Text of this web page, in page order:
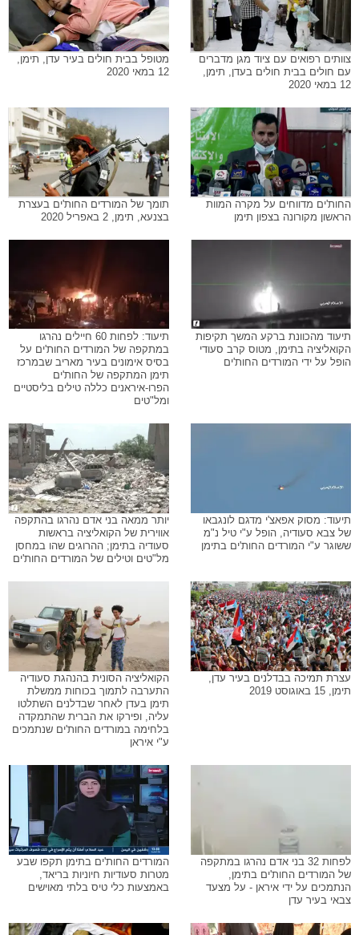
צוותים רפואים עם ציוד מגן מדברים
עם חולים בבית חולים בעדן, תימן,
12 במאי 2020
מטופל בבית חולים בעיר עדן, תימן,
12 במאי 2020
החות'ים מדווחים על מקרה המוות
הראשון מקורונה בצפון תימן
תומך של המורדים החות'ים בעצרת
בצנעא, תימן, 2 באפריל 2020
תיעוד מהכוונת ברקע המשך תקיפות
הקואליציה בתימן, מטוס קרב סעודי
הופל על ידי המורדים החות'ים
תיעוד: לפחות 60 חיילים נהרגו
במתקפה של המורדים החות'ים על
בסיס אימונים בעיר מאריב שבמרכז
תימן המתקפה של החות'ים
הפרו-איראנים כללה טילים בליסטיים
ומל"טים
תיעוד: מסוק אפאצ'י מדגם לונגבאו
של צבא סעודיה, הופל ע"י טיל נ"מ
ששוגר ע"י המורדים החות'ים בתימן
יותר ממאה בני אדם נהרגו בהתקפה
אווירית של הקואליציה בראשות
סעודיה בתימן; ההרוגים שהו במחסן
מל"טים וטילים של המורדים החות'ים
עצרת תמיכה בבדלנים בעיר עדן,
תימן, 15 באוגוסט 2019
הקואליציה הסונית בהנהגת סעודיה
התערבה לתמוך בכוחות ממשלת
תימן בעדן לאחר שבדלנים השתלטו
עליה, ופירקו את הברית שהתמקדה
בלחימה במורדים החות'ים שנתמכים
ע"י איראן
לפחות 32 בני אדם נהרגו במתקפה
של המורדים החות'ים בתימן,
הנתמכים על ידי איראן - על מצעד
צבאי בעיר עדן
המורדים החות'ים בתימן תקפו שבע
מטרות סעודיות חיוניות בריאד,
באמצעות כלי טיס בלתי מאוישים